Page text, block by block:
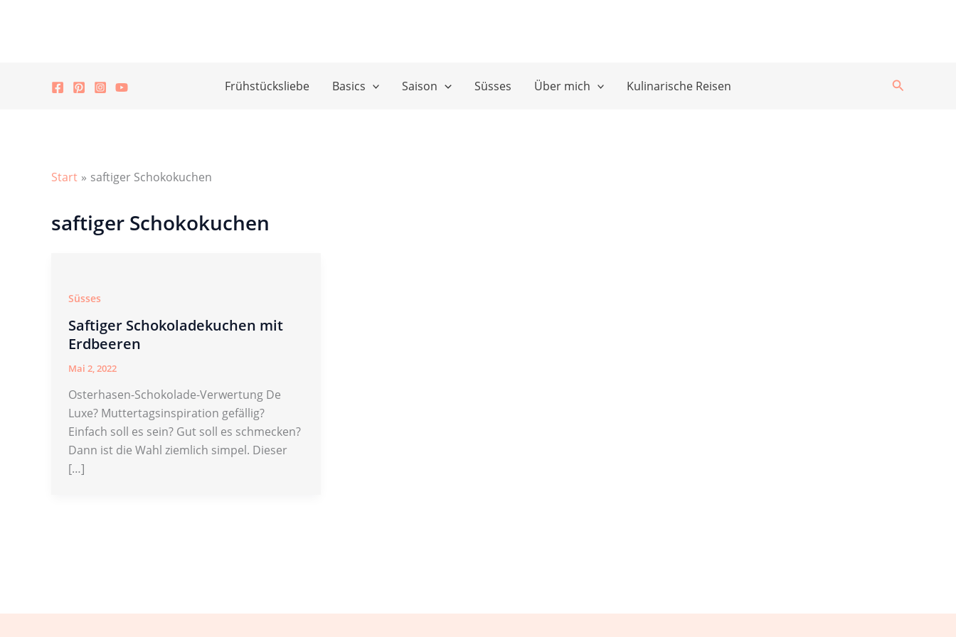
Frühstücksliebe Basics Saison Süsses Über mich Kulinarische Reisen Suchen
Start saftiger Schokokuchen
saftiger Schokokuchen
Süsses
Saftiger Schokoladekuchen mit
Erdbeeren
Mai 2, 2022
Osterhasen-Schokolade-Verwertung De
Luxe? Muttertagsinspiration gefällig?
Einfach soll es sein? Gut soll es schmecken?
Dann ist die Wahl ziemlich simpel. Dieser
[…]